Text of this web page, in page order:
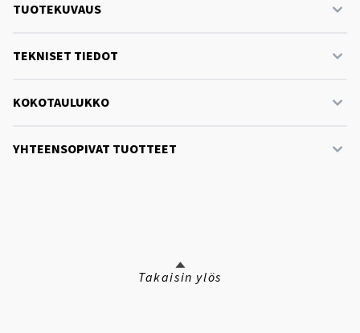
TUOTEKUVAUS
TEKNISET TIEDOT
KOKOTAULUKKO
YHTEENSOPIVAT TUOTTEET
Takaisin ylös